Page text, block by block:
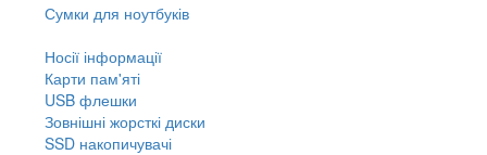
Сумки для ноутбуків
Носії інформації
Карти пам'яті
USB флешки
Зовнішні жорсткі диски
SSD накопичувачі